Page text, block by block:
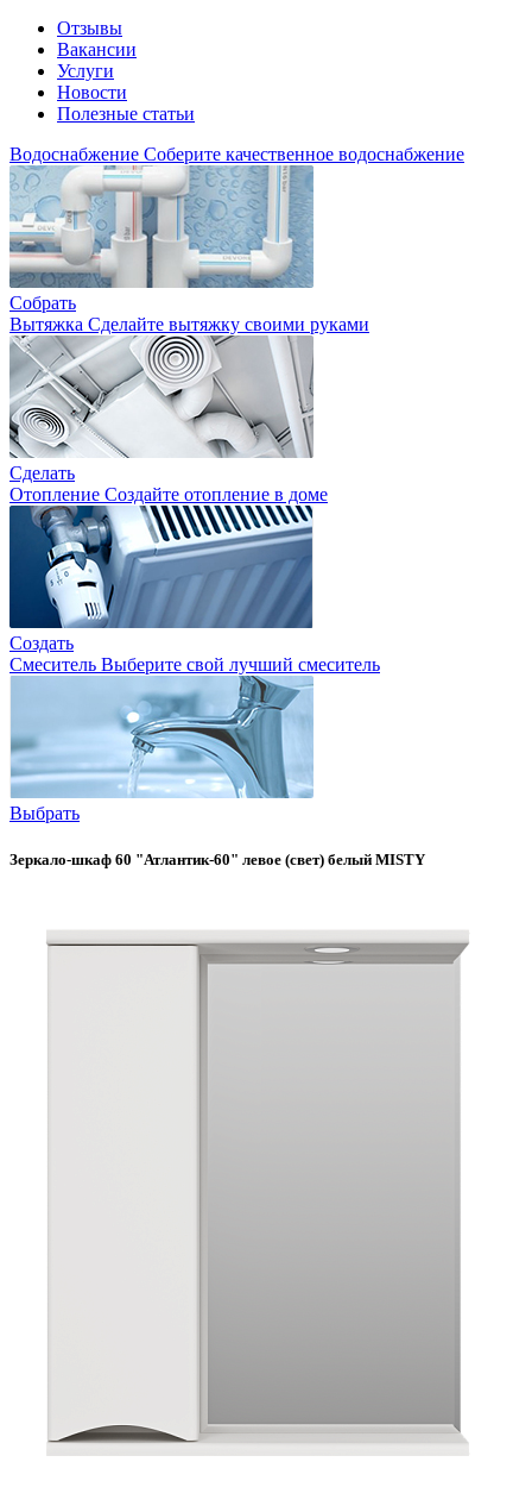
Отзывы
Вакансии
Услуги
Новости
Полезные статьи
Водоснабжение Соберите качественное водоснабжение
Собрать
Вытяжка Сделайте вытяжку своими руками
Сделать
Отопление Создайте отопление в доме
Создать
Смеситель Выберите свой лучший смеситель
Выбрать
Зеркало-шкаф 60 "Атлантик-60" левое (свет) белый MISTY